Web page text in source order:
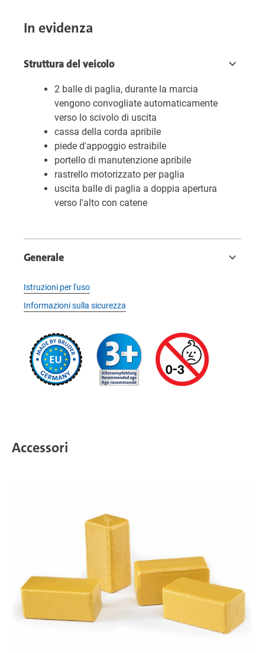
In evidenza
Struttura del veicolo
2 balle di paglia, durante la marcia
vengono convogliate automaticamente
verso lo scivolo di uscita
cassa della corda apribile
piede d'appoggio estraibile
portello di manutenzione apribile
rastrello motorizzato per paglia
uscita balle di paglia a doppia apertura
verso l'alto con catene
Generale
Istruzioni per l'uso
Informazioni sulla sicurezza
Accessori